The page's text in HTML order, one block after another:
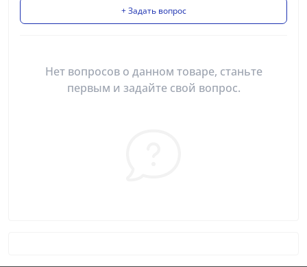
+ Задать вопрос
Нет вопросов о данном товаре, станьте
первым и задайте свой вопрос.